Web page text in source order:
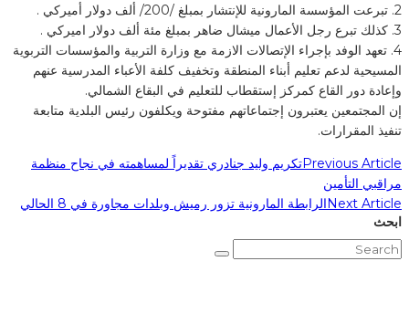
2. تبرعت المؤسسة المارونية للإنتشار بمبلغ /200/ ألف دولار أميركي .
3. كذلك تبرع رجل الأعمال ميشال ضاهر بمبلغ مئة ألف دولار اميركي .
4. تعهد الوفد بإجراء الإتصالات الازمة مع وزارة التربية والمؤسسات التربوية
المسيحية لدعم تعليم أبناء المنطقة وتخفيف كلفة الأعباء المدرسية عنهم
وإعادة دور القاع كمركز إستقطاب للتعليم في البقاع الشمالي.
إن المجتمعين يعتبرون إجتماعاتهم مفتوحة ويكلفون رئيس البلدية متابعة
تنفيذ المقرارات.
Previous Articleتكريم وليد جنادري تقديراً لمساهمته في نجاح منظمة
مراقبي التأمين
Next Articleالرابطة المارونية تزور رميش وبلدات مجاورة في 8 الحالي
ابحث